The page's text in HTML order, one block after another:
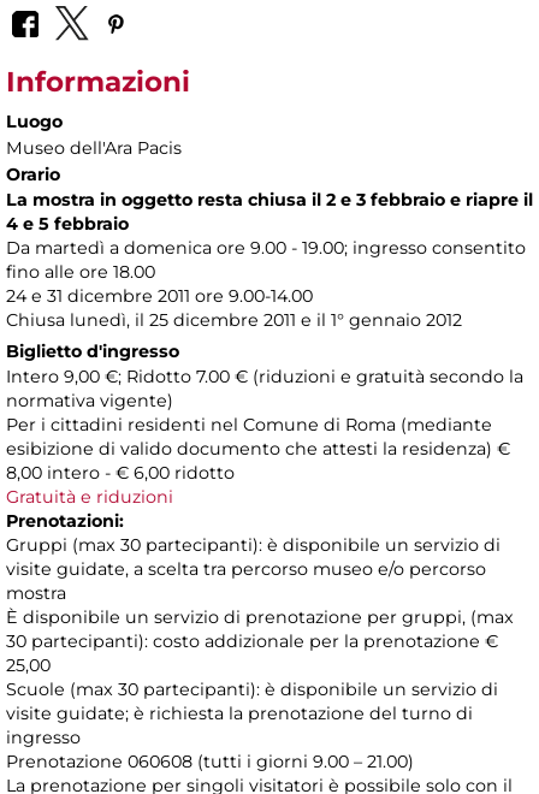
Informazioni
Luogo
Museo dell'Ara Pacis
Orario
La mostra in oggetto resta chiusa il 2 e 3 febbraio e riapre il
4 e 5 febbraio
Da martedì a domenica ore 9.00 - 19.00; ingresso consentito
fino alle ore 18.00
24 e 31 dicembre 2011 ore 9.00-14.00
Chiusa lunedì, il 25 dicembre 2011 e il 1° gennaio 2012
Biglietto d'ingresso
Intero 9,00 €; Ridotto 7.00 € (riduzioni e gratuità secondo la
normativa vigente)
Per i cittadini residenti nel Comune di Roma (mediante
esibizione di valido documento che attesti la residenza) €
8,00 intero - € 6,00 ridotto
Gratuità e riduzioni
Prenotazioni:
Gruppi (max 30 partecipanti): è disponibile un servizio di
visite guidate, a scelta tra percorso museo e/o percorso
mostra
È disponibile un servizio di prenotazione per gruppi, (max
30 partecipanti): costo addizionale per la prenotazione €
25,00
Scuole (max 30 partecipanti): è disponibile un servizio di
visite guidate; è richiesta la prenotazione del turno di
ingresso
Prenotazione 060608 (tutti i giorni 9.00 – 21.00)
La prenotazione per singoli visitatori è possibile solo con il